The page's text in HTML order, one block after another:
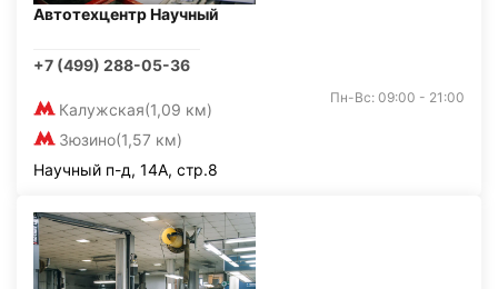
Автотехцентр Научный
+7 (499) 288-05-36
Калужская(1,09 км)
Зюзино(1,57 км)
Пн-Вс: 09:00 - 21:00
Научный п-д, 14А, стр.8